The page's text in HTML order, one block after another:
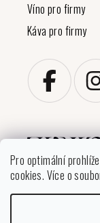
Pro optimální
cookies. Více o
Víno pro firmy
Káva pro firmy
Copyright